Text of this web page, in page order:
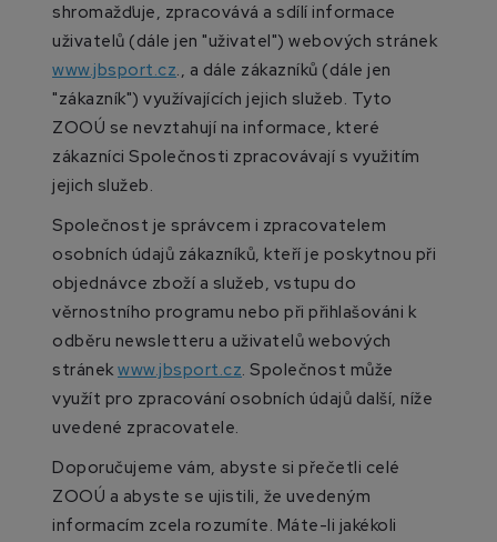
shromažďuje, zpracovává a sdílí informace
uživatelů (dále jen "uživatel") webových stránek
www.jbsport.cz., a dále zákazníků (dále jen
"zákazník") využívajících jejich služeb. Tyto
ZOOÚ se nevztahují na informace, které
zákazníci Společnosti zpracovávají s využitím
jejich služeb.
Společnost je správcem i zpracovatelem
osobních údajů zákazníků, kteří je poskytnou při
objednávce zboží a služeb, vstupu do
věrnostního programu nebo při přihlašováni k
odběru newsletteru a uživatelů webových
stránek www.jbsport.cz. Společnost může
využít pro zpracování osobních údajů další, níže
uvedené zpracovatele.
Doporučujeme vám, abyste si přečetli celé
ZOOÚ a abyste se ujistili, že uvedeným
informacím zcela rozumíte. Máte-li jakékoli